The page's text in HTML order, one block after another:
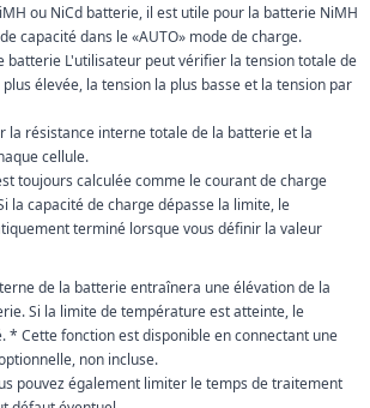
ou NiCd batterie, il est utile pour la batterie NiMH
capacité dans le «AUTO» mode de charge.
batterie L'utilisateur peut vérifier la tension totale de
élevée, la tension la plus basse et la tension par
la résistance interne totale de la batterie et la
cellule.
toujours calculée comme le courant de charge
la capacité de charge dépasse la limite, le
terminé lorsque vous définir la valeur
de la batterie entraînera une élévation de la
Si la limite de température est atteinte, le
* Cette fonction est disponible en connectant une
non incluse.
pouvez également limiter le temps de traitement